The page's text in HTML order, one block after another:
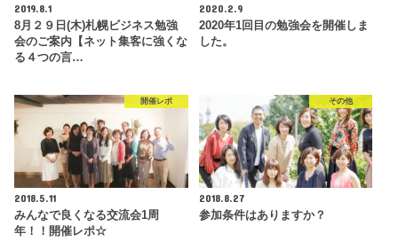
2019.8.1
8月２９日(木)札幌ビジネス勉強
会のご案内【ネット集客に強くな
る４つの言…
2020.2.9
2020年1回目の勉強会を開催しま
した。
開催レポ
2018.5.11
みんなで良くなる交流会1周
年！！開催レポ☆
その他
2018.8.27
参加条件はありますか？